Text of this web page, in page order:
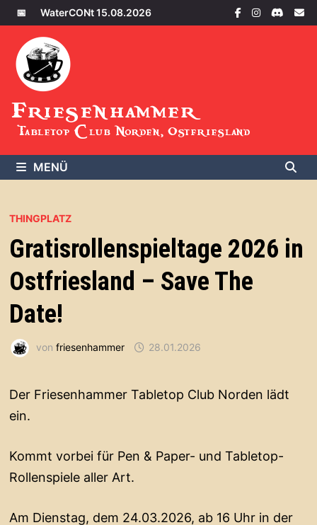
Zum
Inhalt
springen
📅 WaterCONt 15.08.2026
Friesenhammer
Tabletop Club Norden, Ostfriesland
MENÜ
THINGPLATZ
Gratisrollenspieltage 2026 in
Ostfriesland – Save The
Date!
von friesenhammer 28.01.2026
Der Friesenhammer Tabletop Club Norden lädt
ein.
Kommt vorbei für Pen & Paper- und Tabletop-
Rollenspiele aller Art.
Am Dienstag, dem 24.03.2026, ab 16 Uhr in der